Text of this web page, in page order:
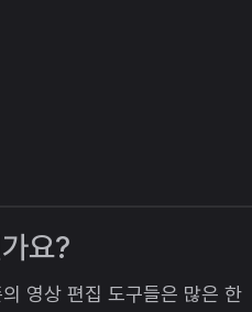
요?
영상 편집 도구들은 많은 한